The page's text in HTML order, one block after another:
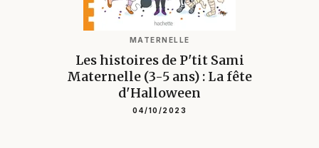
MATERNELLE
Les histoires de P'tit Sami
Maternelle (3-5 ans) : La fête
d'Halloween
04/10/2023